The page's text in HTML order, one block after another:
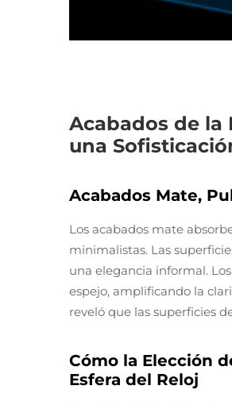
Acabados de la
una
Acabados Mate,
Los acabados mate
minimalistas. Las
una elegancia informal.
espejo, amplificando la
reveló que las superficies
Cómo la Elección
Esfera del Reloj